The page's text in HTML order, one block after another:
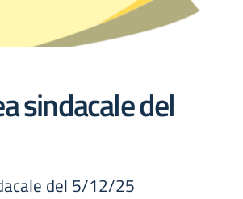
sindacale del
del 5/12/25